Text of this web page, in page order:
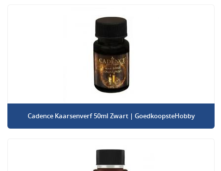
Cadence Kaarsenverf 50ml Zwart | GoedkoopsteHobby